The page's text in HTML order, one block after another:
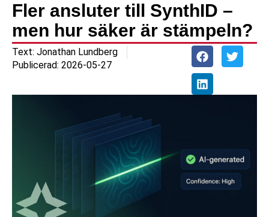
Fler ansluter till SynthID –
men hur säker är stämpeln?
Text: Jonathan Lundberg
Publicerad: 2026-05-27